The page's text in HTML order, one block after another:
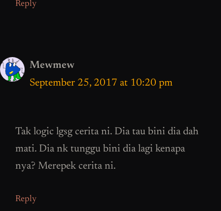
Reply
Mewmew
September 25, 2017 at 10:20 pm
Tak logic lgsg cerita ni. Dia tau bini dia dah
mati. Dia nk tunggu bini dia lagi kenapa
nya? Merepek cerita ni.
Reply